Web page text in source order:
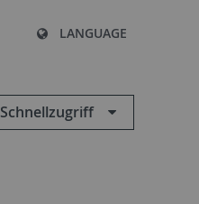
LANGUAGE
Schnellzugriff